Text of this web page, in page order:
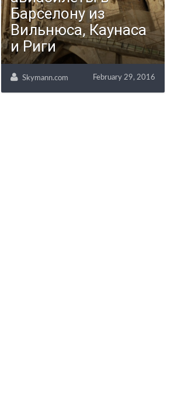
Барселону из
Вильнюса, Каунаса
и Риги
Skymann.com February 29, 2016